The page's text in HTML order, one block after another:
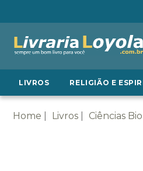
LIVROS RELIGIÃO E
Home Livros Ciências